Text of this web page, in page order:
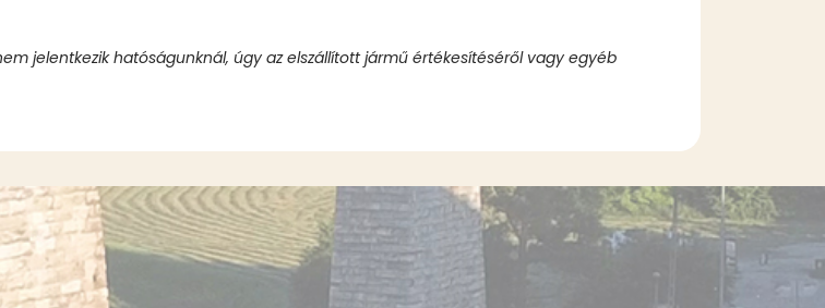
jelentkezik hatóságunknál, úgy az elszállított jármű értékesítéséről vagy egyéb